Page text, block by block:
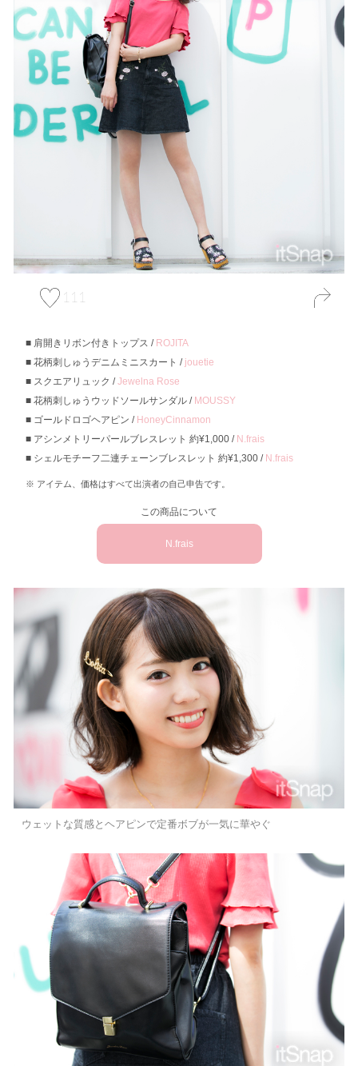
111
肩開きリボン付きトップス / ROJITA
花柄刺しゅうデニムミニスカート / jouetie
スクエアリュック /Jewelna Rose
花柄刺しゅうウッドソールサンダル / MOUSSY
ゴールドロゴヘアピン / HoneyCinnamon
アシンメトリーパールブレスレット 約¥1,000 / N.frais
シェルモチーフ二連チェーンブレスレット 約¥1,300 / N.frais
アイテム、価格はすべて出演者の自己申告です。
この商品について
N.frais
ウェットな質感とヘアピンで定番ボブが一気に華やぐ